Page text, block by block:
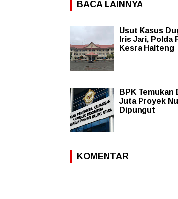
BACA LAINNYA
Usut Kasus
Iris Jari, Polda
Kesra Halteng
BPK Temukan
Juta Proyek
Dipungut
KOMENTAR